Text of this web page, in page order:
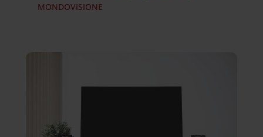
MONDOVISIONE